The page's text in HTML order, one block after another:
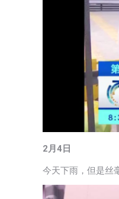
2月4日
今天下雨，但是丝